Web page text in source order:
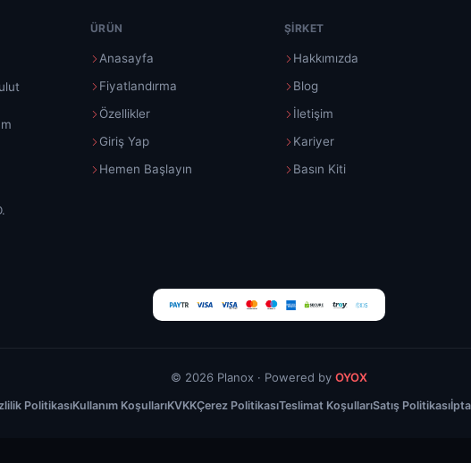
ÜRÜN
Anasayfa
Fiyatlandırma
Özellikler
Giriş Yap
Hemen Başlayın
ŞIRKET
Hakkımızda
Blog
İletişim
Kariyer
Basın Kiti
© 2026 Planox · Powered by OYOX
PolitikasıKullanım KoşullarıKVKKÇerez PolitikasıTeslimat KoşullarıSatış Politikası